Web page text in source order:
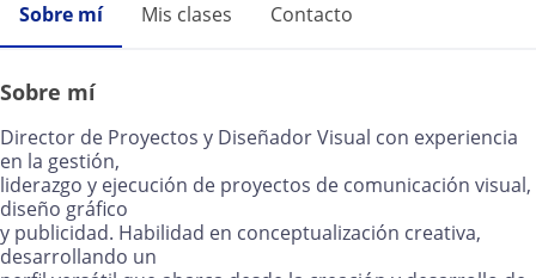
Sobre mí Mis clases Contacto
Sobre mí
Director de Proyectos y Diseñador Visual con experiencia
en la gestión,
liderazgo y ejecución de proyectos de comunicación visual,
diseño gráfico
y publicidad. Habilidad en conceptualización creativa,
desarrollando un